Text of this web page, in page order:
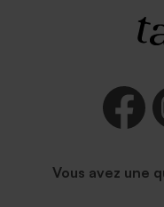
Vous avez une